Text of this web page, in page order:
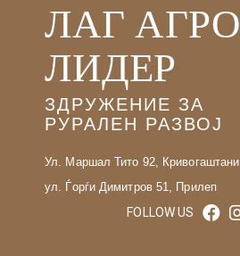
ЛАГ АГРО
ЛИДЕР
ЗДРУЖЕНИЕ ЗА
РУРАЛЕН РАЗВОЈ
Ул. Маршал Тито 92, Кривогаштани
ул. Ѓорѓи Димитров 51, Прилеп
FOLLOW US